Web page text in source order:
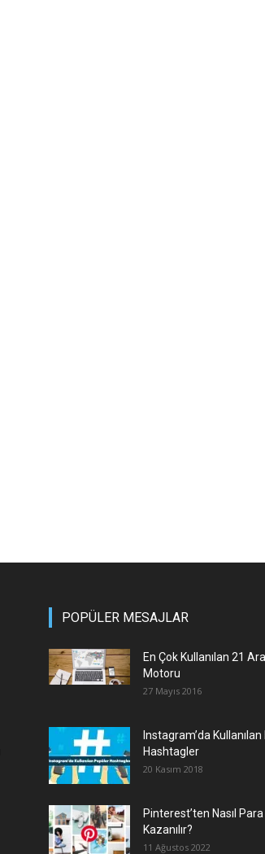
POPÜLER MESAJLAR
En Çok Kullanılan 21
Motoru
27 Mayıs 2016
Instagram’da
Hashtagler
20 Kasım 2018
Pinterest’ten Nasıl Para
Kazanılır?
11 Ağustos 2022